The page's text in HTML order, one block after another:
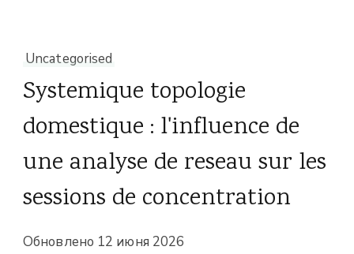
Uncategorised
Systemique topologie
domestique : l'influence de
une analyse de reseau sur les
sessions de concentration
Обновлено 12 июня 2026